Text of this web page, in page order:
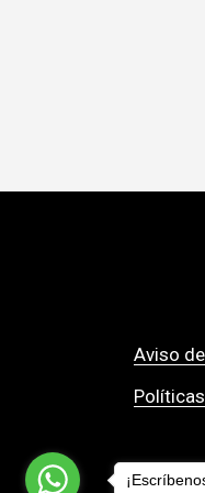
Aviso